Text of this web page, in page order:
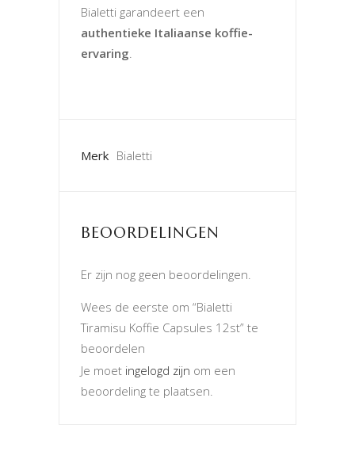
Bialetti garandeert een
authentieke Italiaanse koffie-
ervaring
Merk Bialetti
BEOORDELINGEN
Er zijn nog geen beoordelingen.
Wees de eerste om “Bialetti
Tiramisu Koffie Capsules 12st” te
beoordelen
Je moet ingelogd zijn om een
beoordeling te plaatsen.